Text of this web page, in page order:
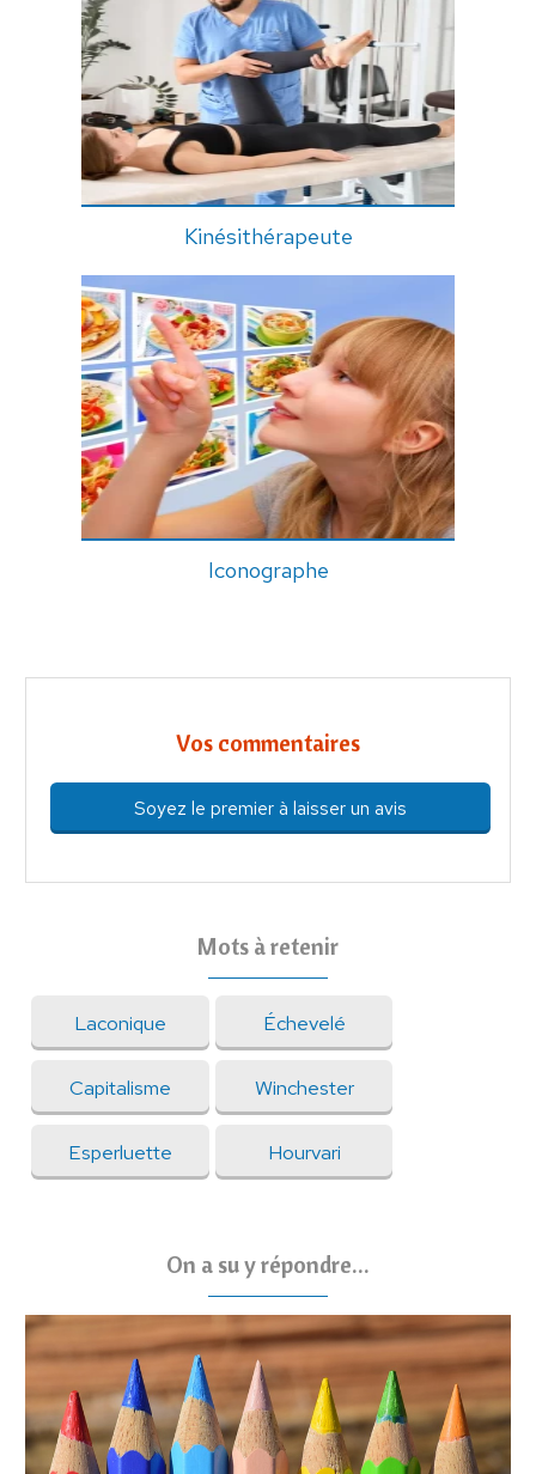
Kinésithérapeute
Iconographe
Vos commentaires
Soyez le premier à laisser un avis
Mots à retenir
Laconique Échevelé
Capitalisme Winchester
Esperluette Hourvari
On a su y répondre...